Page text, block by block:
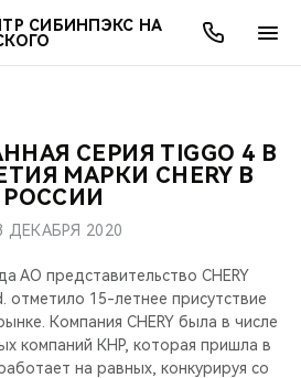
СИБИНПЭКС НА
МОДЕЛИ
МИР CHERY
АКЦИИСЕРВИСЫ
КОМПАНИИ
СЕРИЯ TIGGO 4 В
МАРКИ CHERY В
РОССИИ
ДЕКАБРЯ 2020
АО представительство CHERY
отметило 15-летнее присутствие
Компания CHERY была в числе
компаний КНР, которая пришла в
на равных, конкурируя со